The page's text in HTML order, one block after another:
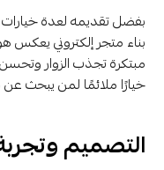
بفضل تقديمه لعدة خيارات
بناء متجر إلكتروني يعكس
مبتكرة تجذب الزوار
خيارًا ملائمًا لمن يبحث
التصميم